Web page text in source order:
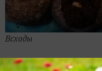
Всходы
В грунте первые